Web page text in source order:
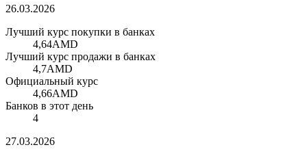
26.03.2026
Лучший курс покупки в банках
4,64AMD
Лучший курс продажи в банках
4,7AMD
Официальный курс
4,66AMD
Банков в этот день
4
27.03.2026